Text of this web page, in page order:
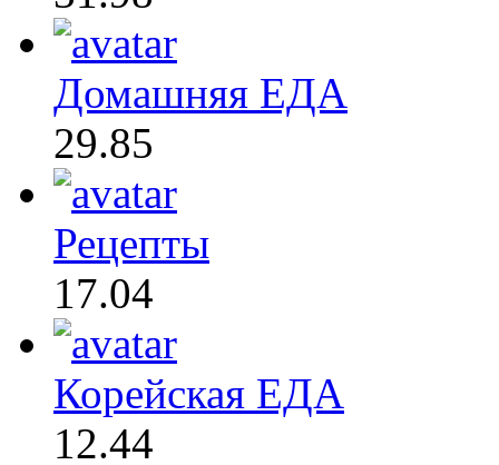
Домашняя ЕДА
29.85
Рецепты
17.04
Корейская ЕДА
12.44